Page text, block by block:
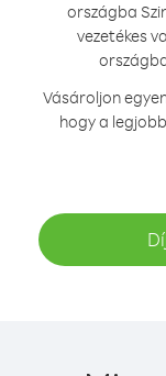
országba
vezetékes
Vásároljon
hogy a